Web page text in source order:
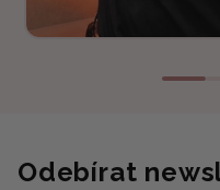
Odebírat